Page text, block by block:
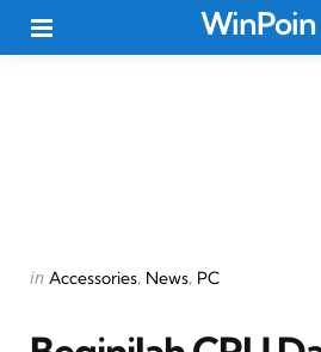
WinPoin
Categories
Posted
in Accessories News PC